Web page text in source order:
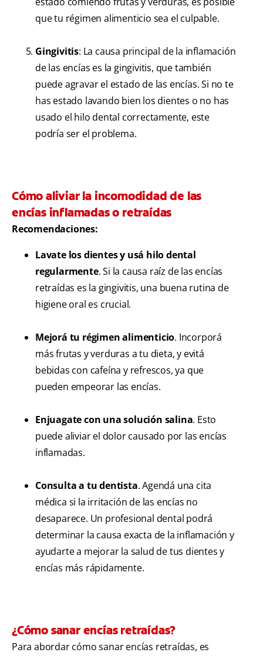
que tu régimen alimenticio sea el culpable.
Gingivitis: La causa principal de la inflamación
de las encías es la gingivitis, que también
puede agravar el estado de las encías. Si no te
has estado lavando bien los dientes o no has
usado el hilo dental correctamente, este
podría ser el problema.
Cómo aliviar la incomodidad de las
encías inflamadas o retraídas
Recomendaciones:
Lavate los dientes y usá hilo dental
regularmente. Si la causa raíz de las encías
retraídas es la gingivitis, una buena rutina de
higiene oral es crucial.
Mejorá tu régimen alimenticio. Incorporá
más frutas y verduras a tu dieta, y evitá
bebidas con cafeína y refrescos, ya que
pueden empeorar las encías.
Enjuagate con una solución salina. Esto
puede aliviar el dolor causado por las encías
inflamadas.
Consulta a tu dentista. Agendá una cita
médica si la irritación de las encías no
desaparece. Un profesional dental podrá
determinar la causa exacta de la inflamación y
ayudarte a mejorar la salud de tus dientes y
encías más rápidamente.
¿Cómo sanar encías retraídas?
Para abordar cómo sanar encías retraídas, es